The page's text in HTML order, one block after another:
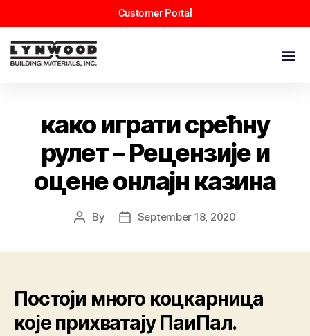
Customer Portal
како играти срећну
рулет – Рецензије и
оцене онлајн казина
By September 18, 2020
Постоји много коцкарница
које прихватају ПаиПал.